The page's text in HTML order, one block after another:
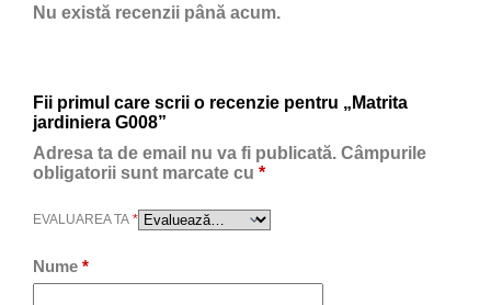
Nu există recenzii până acum.
Fii primul care scrii o recenzie pentru „Matrita
jardiniera G008”
Adresa ta de email nu va fi publicată. Câmpurile
obligatorii sunt marcate cu *
EVALUAREA TA *
Nume *